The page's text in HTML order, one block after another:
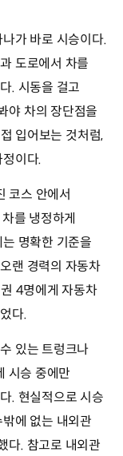
가 바로 시승이다.
도로에서 차를
. 시동을 걸고
야 차의 장단점을
입어보는 것처럼,
이다.
코스 안에서
를 냉정하게
명확한 기준을
랜 경력의 자동차
4명에게 자동차
다.
있는 트렁크나
시승 중에만
. 현실적으로 시승
에 없는 내외관
다. 참고로 내외관